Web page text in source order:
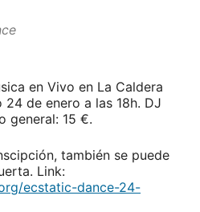
en Vivo en La Caldera
de enero a las 18h. DJ
general: 15 €.
también se puede
Link:
ecstatic-dance-24-